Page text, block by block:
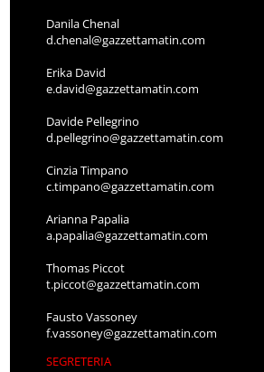
Danila Chenal
d.chenal@gazzettamatin.com
Erika David
e.david@gazzettamatin.com
Davide Pellegrino
d.pellegrino@gazzettamatin.com
Cinzia Timpano
c.timpano@gazzettamatin.com
Arianna Papalia
a.papalia@gazzettamatin.com
Thomas Piccot
t.piccot@gazzettamatin.com
Fausto Vassoney
f.vassoney@gazzettamatin.com
SEGRETERIA